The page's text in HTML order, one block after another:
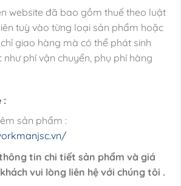
website đã bao gồm thuế theo luật
tuỳ vào từng loại sản phẩm hoặc
giao hàng mà có thể phát sinh
phí vận chuyển, phụ phí hàng
:
sản phẩm :
tin chi tiết sản phẩm và giá
vui lòng liên hệ với chúng tôi .